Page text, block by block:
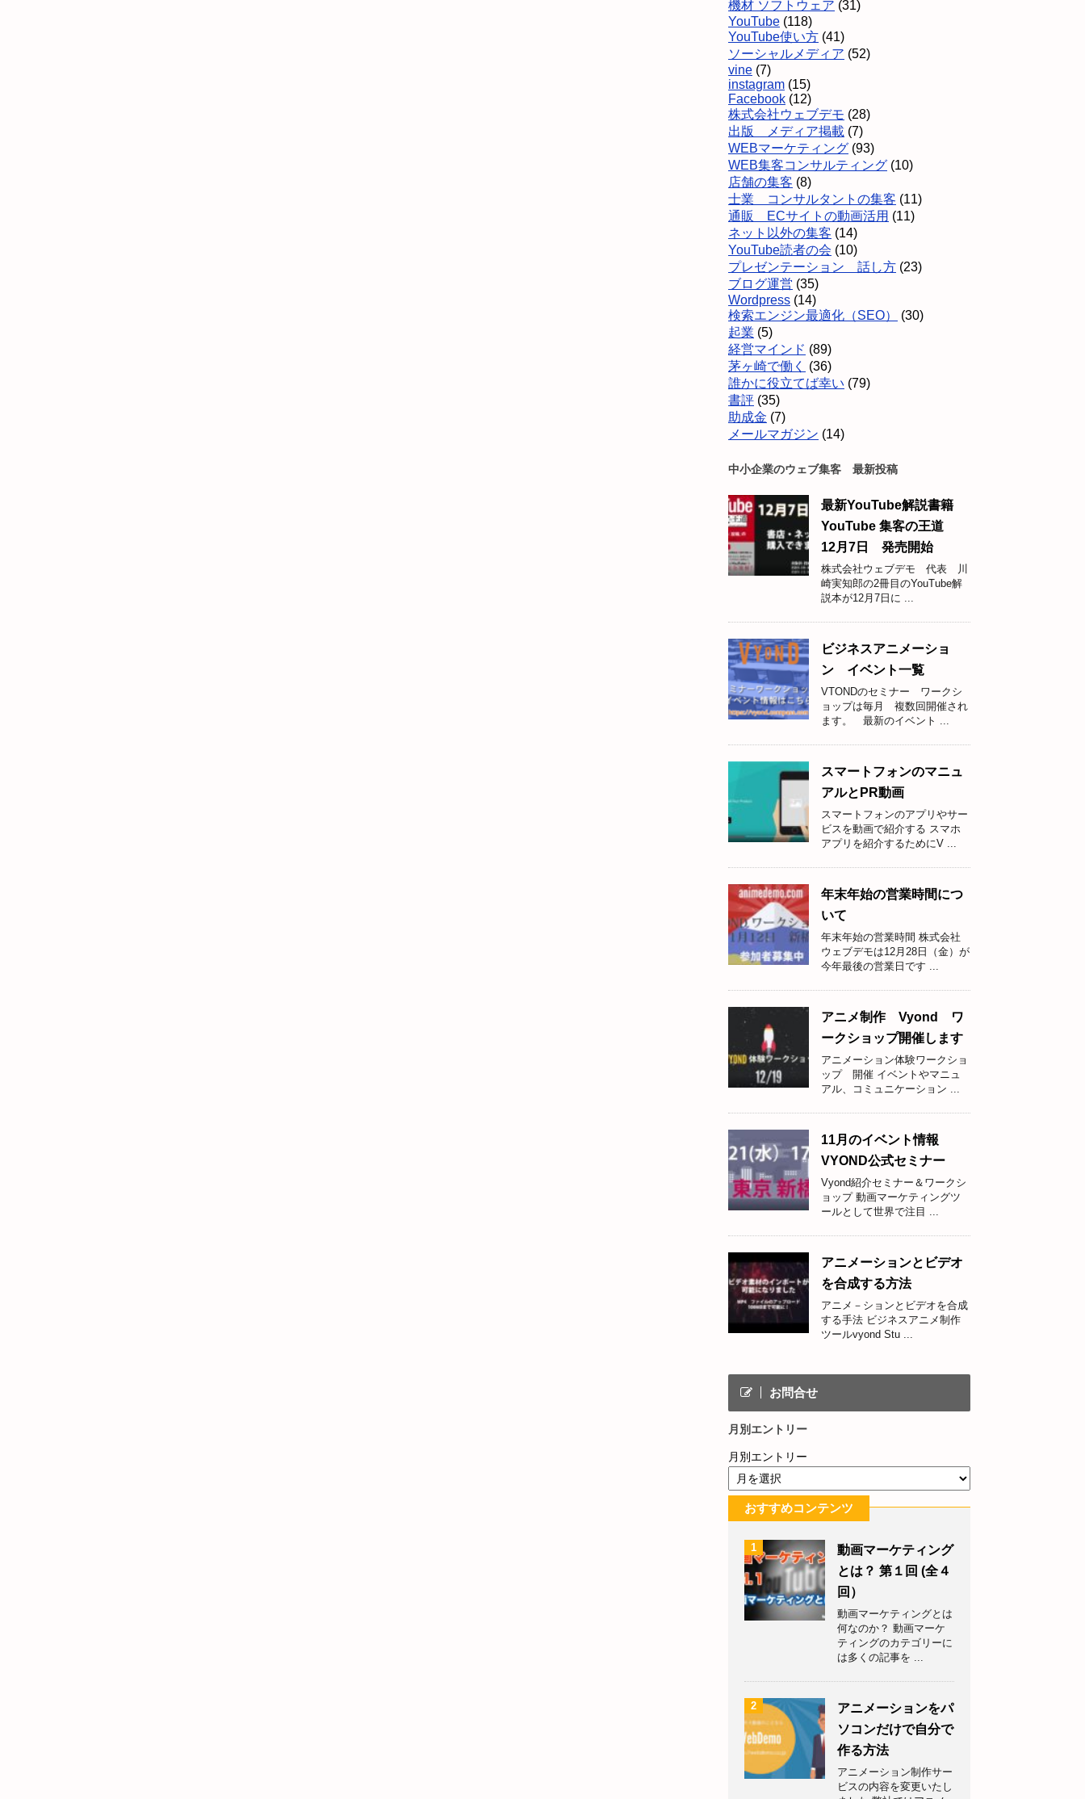
機材 ソフトウェア (31)
YouTube (118)
YouTube使い方 (41)
ソーシャルメディア (52)
vine (7)
instagram (15)
Facebook (12)
株式会社ウェブデモ (28)
出版 メディア掲載 (7)
WEBマーケティング (93)
WEB集客コンサルティング (10)
店舗の集客 (8)
士業 コンサルタントの集客 (11)
通販 ECサイトの動画活用 (11)
ネット以外の集客 (14)
YouTube読者の会 (10)
プレゼンテーション 話し方 (23)
ブログ運営 (35)
Wordpress (14)
検索エンジン最適化（SEO）
(30)
起業 (5)
経営マインド (89)
茅ヶ崎で働く
(36)
誰かに役立てば幸い (79)
書評 (35)
助成金 (7)
メールマガジン (14)
中小企業のウェブ集客 最新投稿
最新YouTube解説書籍
YouTube 集客の王道
12月7日 発売開始
株式会社ウェブデモ 代表 川
崎実知郎の2冊目のYouTube解
説本が12月7日に ...
ビジネスアニメーショ
ン イベント一覧
VTONDのセミナー ワークシ
ョップは毎月 複数回開催され
ます。 最新のイベント ...
スマートフォンのマニュ
アルとPR動画
スマートフォンのアプリやサー
ビスを動画で紹介する スマホ
アプリを紹介するためにV ...
年末年始の営業時間につ
いて
年末年始の営業時間 株式会社
ウェブデモは12月28日（金）が
今年最後の営業日です ...
アニメ制作 Vyond ワ
ークショップ開催します
アニメーション体験ワークショ
ップ 開催 イベントやマニュ
アル、コミュニケーション ...
11月のイベント情報
VYOND公式セミナー
Vyond紹介セミナー＆ワークシ
ョップ 動画マーケティングツ
ールとして世界で注目 ...
アニメーションとビデオ
を合成する方法
アニメ－ションとビデオを合成
する手法 ビジネスアニメ制作
ツールvyond Stu ...
お問合せ
月別エントリー
月別エントリー
おすすめコンテンツ
1
動画マーケティング
とは？ 第１回 (全４
回）
動画マーケティングとは
何なのか？ 動画マーケ
ティングのカテゴリーに
は多くの記事を ...
2
アニメーションをパ
ソコンだけで自分で
作る方法
アニメーション制作サー
ビスの内容を変更いたし